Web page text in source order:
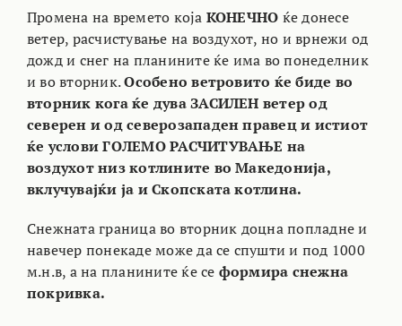
Промена на времето која КОНЕЧНО ќе донесе
ветер, расчистување на воздухот, но и врнежи од
дожд и снег на планините ќе има во понеделник
и во вторник.Особено ветровито ќе биде во
вторник кога ќе дува ЗАСИЛЕН ветер од
северен и од северозападен правец и истиот
ќе услови ГОЛЕМО РАСЧИТУВАЊЕ на
воздухот низ котлините во Македонија,
вклучувајќи ја и Скопската котлина.
Снежната граница во вторник доцна попладне и
навечер понекаде може да се спушти и под 1000
м.н.в, а на планините ќе се формира снежна
покривка.